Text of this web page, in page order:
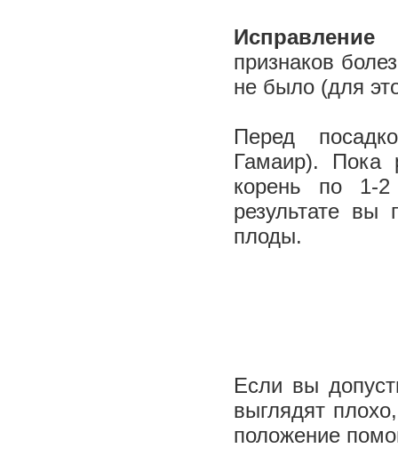
признаков
не было (для
Перед
Гамаир). Пока
корень по 1-2
результате вы
плоды.
Если вы
выглядят
положение